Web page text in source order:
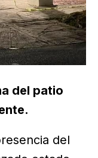
del patio
del